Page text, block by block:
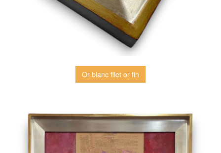
Or blanc filet or fin